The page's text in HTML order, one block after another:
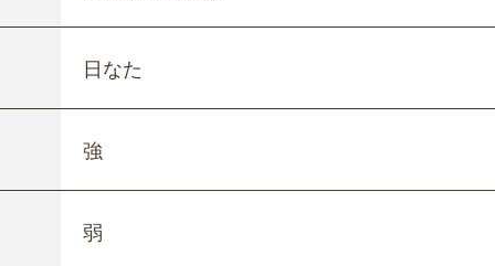
日なた
強
弱